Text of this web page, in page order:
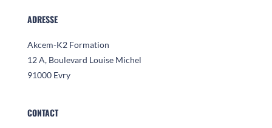
ADRESSE
Akcem-K2 Formation
12 A, Boulevard Louise Michel
91000 Evry
CONTACT